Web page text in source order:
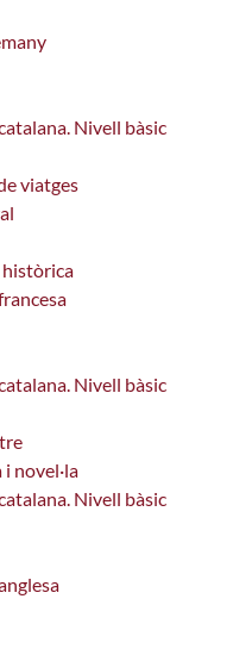
Nivell bàsic
viatges
històrica
Nivell bàsic
novel·la
Nivell bàsic